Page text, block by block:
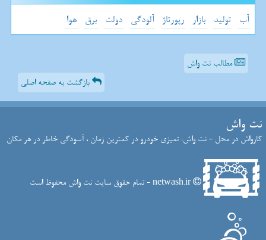
آب تولید بازار رپورتاژ آلودگی دولت برق هوا
مطالب نت واش
بازگشت به صفحه اصلی
نت واش
کارواش در محل - نت واش: تمیزی خودرو در کمترین زمان ، آسودگی خاطر در هر مکان
netwash.ir - تمام حقوق سایت نت واش محفوظ است